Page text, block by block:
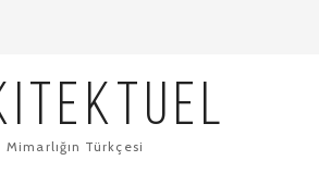
Mimarlığın Türkçesi